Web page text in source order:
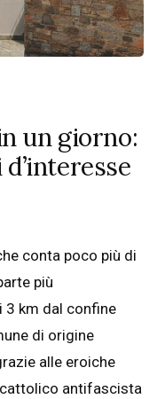
un giorno:
conta poco più di
più
3 km dal confine
di origine
alle eroiche
cattolico antifascista